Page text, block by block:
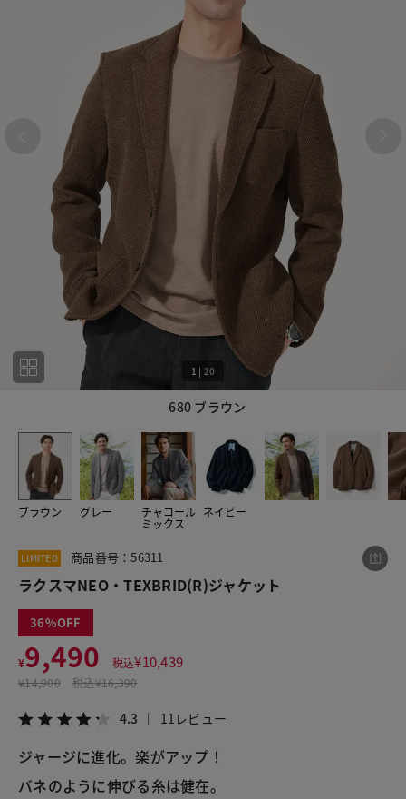
680 ブラウン
1 | 20
ブラウン グレー チャコール
ミックス
ネイビー
1
LIMITED 商品番号：56311
ラクスマNEO・TEXBRID(R)ジャケット
36
¥9,490 税込¥10,439
¥14,900 税込¥16,390
4.3 11レビュー
ジャージに進化。楽がアップ！
バネのように伸びる糸は健在。
この商品をシェアする
ラクスマNEO・TEXBRID(R)ジャケット
¥9,490 税込¥10,439
LINE X